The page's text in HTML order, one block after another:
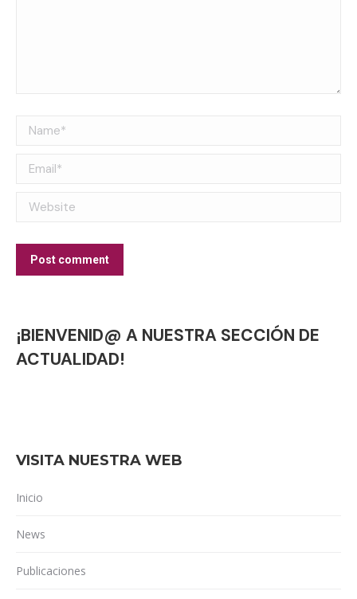
Name *
Email *
Website
Post comment
¡BIENVENID@ A NUESTRA SECCIÓN DE
ACTUALIDAD!
VISITA NUESTRA WEB
Inicio
News
Publicaciones